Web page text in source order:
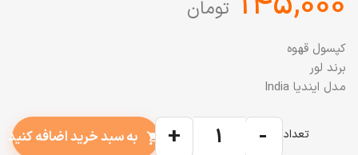
تومان
کپسول قهوه
برند لور
مدل ایندیا India
تعداد -
+
shopping_cart به سبد خرید اضافه کنید